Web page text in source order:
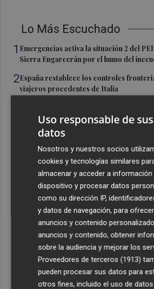
Lo Más Escuchado
1 Emergencias activa la situación 2 del
Sierra Engarcerán por el humo del
2España restablece los controles
viajeros procedentes de Italia
Ferran Torres, recibido con un baño de
pueblo: "Allá donde voy siempre digo
Foios se vuelca con Ferran Torres
Recibe toda la
Plaza Podcast en tu
Quiero suscribirme
Uso responsable de sus
datos
Nosotros y nuestros socios
cookies y tecnologías similares
almacenar y acceder a información
dispositivo y procesar datos
como su dirección IP,
y datos de navegación, para ofrecer
anuncios y contenido
anuncios y contenido, obtener
sobre la audiencia y mejorar los
Proveedores de terceros (1913)
pueden procesar sus datos para
otros fines, incluido el uso de